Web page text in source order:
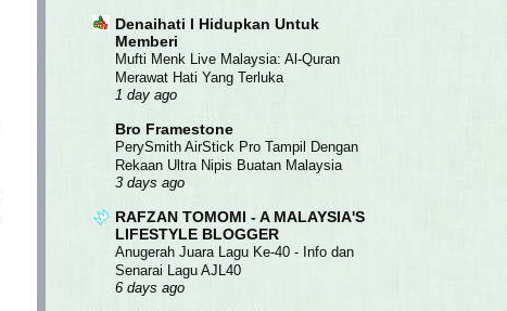
Denaihati l Hidupkan Untuk
Memberi
Mufti Menk Live Malaysia: Al-Quran
Merawat Hati Yang Terluka
1 day ago
Bro Framestone
PerySmith AirStick Pro Tampil Dengan
Rekaan Ultra Nipis Buatan Malaysia
3 days ago
RAFZAN TOMOMI - A MALAYSIA'S
LIFESTYLE BLOGGER
Anugerah Juara Lagu Ke-40 - Info dan
Senarai Lagu AJL40
6 days ago